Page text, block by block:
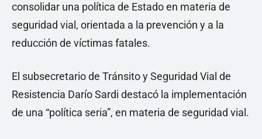
consolidar una política de Estado en materia de
seguridad vial, orientada a la prevención y a la
reducción de víctimas fatales.
El subsecretario de Tránsito y Seguridad Vial de
Resistencia Darío Sardi destacó la implementación
de una “política seria”, en materia de seguridad vial.